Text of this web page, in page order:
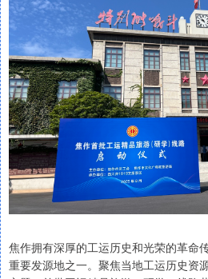
焦作拥有深厚的工运历史和光荣的革命
重要发源地之一。聚焦当地工运历史资